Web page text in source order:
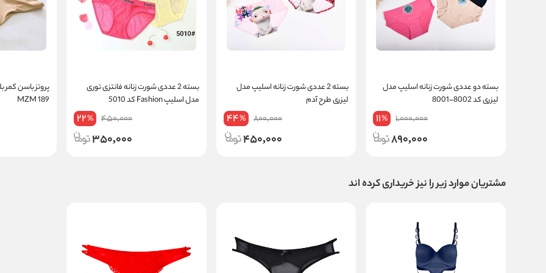
بسته دو عددی شورت زنانه اسلیپ مدل
لیزری کد 8002-8001
1,000,000
11%
890,000
بسته 2 عددی شورت زنانه اسلیپ مدل
لیزری طرح آدم
800,000
44%
450,000
بسته 2 عددی شورت زنانه فانتزی توری
مدل اسلیپ Fashion کد 5010
450,000
22%
350,000
پروتز باسن کمر
MZM 189
مشتریان موارد زیر را نیز خریداری کرده اند